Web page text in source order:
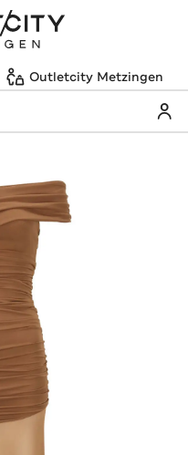
Outletcity Metzingen